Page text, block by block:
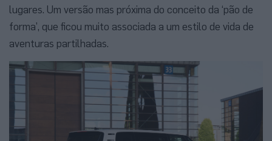
lugares. Um versão mas próxima do conceito da ‘pão de
forma’, que ficou muito associada a um estilo de vida de
aventuras partilhadas.